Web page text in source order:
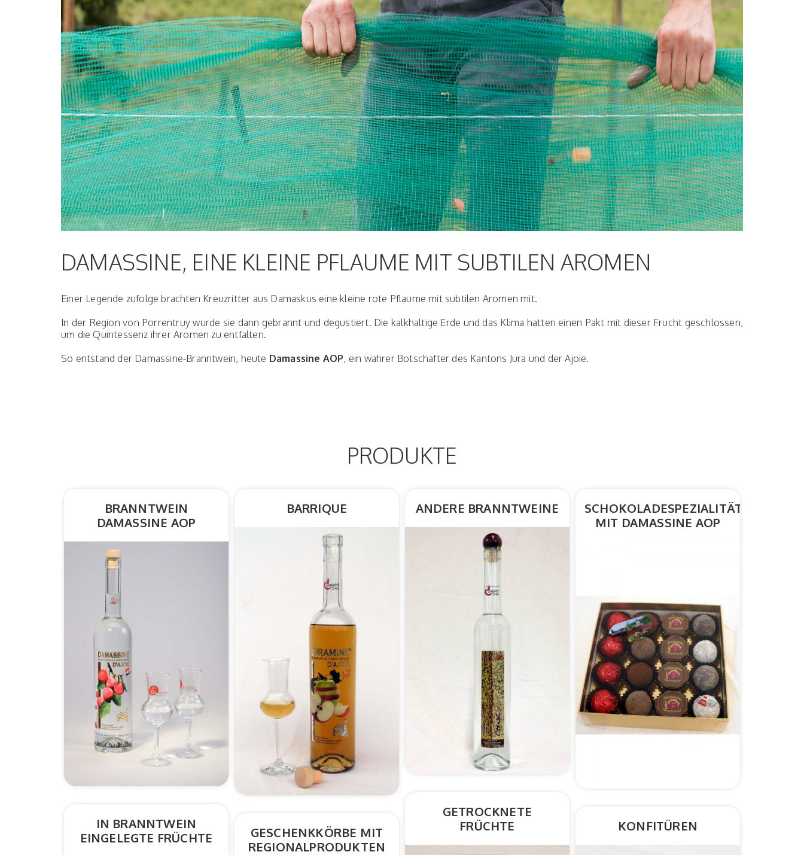
DAMASSINE, EINE KLEINE PFLAUME MIT SUBTILEN AROMEN
Einer Legende zufolge brachten Kreuzritter aus Damaskus eine kleine rote Pflaume mit subtilen Aromen mit.
In der Region von Porrentruy wurde sie dann gebrannt und degustiert. Die kalkhaltige Erde und das Klima hatten einen Pakt mit dieser Frucht geschlossen,
um die Quintessenz ihrer Aromen zu entfalten.
So entstand der Damassine-Branntwein, heute Damassine AOP, ein wahrer Botschafter des Kantons Jura und der Ajoie.
PRODUKTE
BRANNTWEIN
DAMASSINE AOP
BARRIQUE ANDERE BRANNTWEINE
SCHOKOLADESPEZIALITÄTEN
MIT DAMASSINE AOP
GETROCKNETE
FRÜCHTE
IN BRANNTWEIN
EINGELEGTE FRÜCHTE
KONFITÜREN
GESCHENKKÖRBE MIT
REGIONALPRODUKTEN